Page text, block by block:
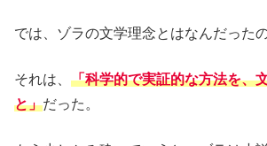
では、ゾラの文学理念とはなんだったの
それは、 「科学的で実証的な方法を、
と」だった。